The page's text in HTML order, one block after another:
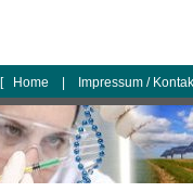
[ Home Impressum /